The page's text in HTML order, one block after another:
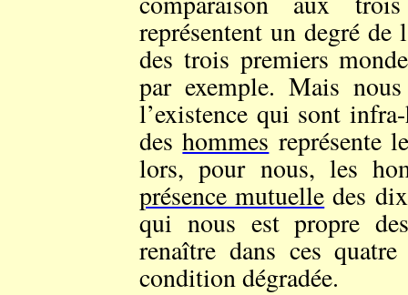
représentent un degré
des trois premiers
par exemple. Mais
l’existence qui sont
deshommes représente
lors, pour nous, les
présence mutuelle des
qui nous est propre
renaître dans ces
condition dégradée.